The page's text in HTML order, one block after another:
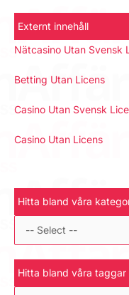
Externt innehåll
Nätcasino Utan Svensk
Betting Utan Licens
Casino Utan Svensk
Casino Utan Licens
Hitta bland våra
Hitta bland våra taggar